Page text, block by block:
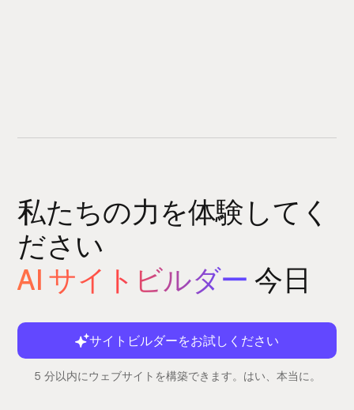
私たちの力を体験してく
ださい
AI サイトビルダー 今日
サイトビルダーをお試しください
5 分以内にウェブサイトを構築できます。はい、本当に。